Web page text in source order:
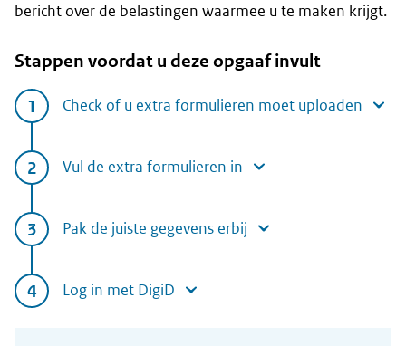
bericht over de belastingen waarmee u te maken krijgt.
Stappen voordat u deze opgaaf invult
Check of u extra formulieren moet uploaden
Vul de extra formulieren in
Pak de juiste gegevens erbij
Log in met DigiD